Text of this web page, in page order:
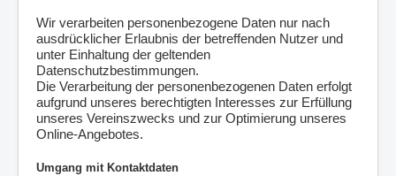
Wir verarbeiten personenbezogene Daten nur nach
ausdrücklicher Erlaubnis der betreffenden Nutzer und
unter Einhaltung der geltenden
Datenschutzbestimmungen.
Die Verarbeitung der personenbezogenen Daten erfolgt
aufgrund unseres berechtigten Interesses zur Erfüllung
unseres Vereinszwecks und zur Optimierung unseres
Online-Angebotes.
Umgang mit Kontaktdaten